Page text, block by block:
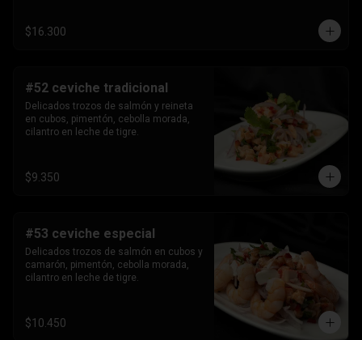
$16.300
#52 ceviche tradicional
Delicados trozos de salmón y reineta
en cubos, pimentón, cebolla morada,
cilantro en leche de tigre.
$9.350
#53 ceviche especial
Delicados trozos de salmón en cubos y
camarón, pimentón, cebolla morada,
cilantro en leche de tigre.
$10.450